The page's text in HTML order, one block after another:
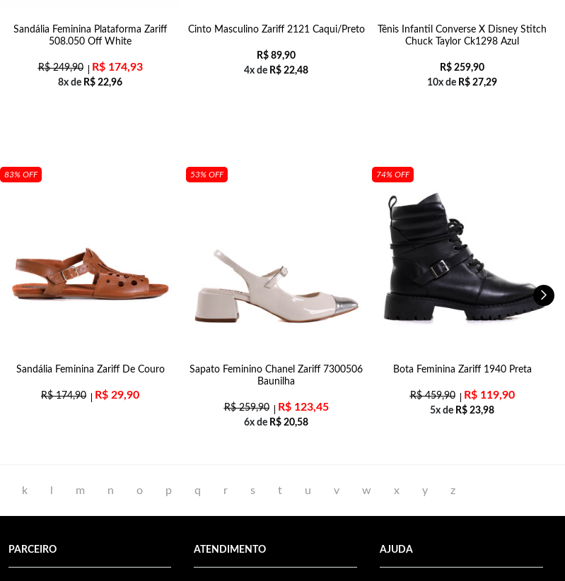
Sandália Feminina Plataforma Zariff
508.050 Off White
R$249,90 R$174,93
8x de R$ 22,96
Cinto Masculino Zariff 2121 Caqui/Preto
R$ 89,90
4x de R$ 22,48
Tênis Infantil Converse X Disney Stitch
Chuck Taylor Ck1298 Azul
R$ 259,90
10x de R$ 27,29
83% OFF
Sandália Feminina Zariff De Couro
R$174,90 R$ 29,90
53% OFF
Sapato Feminino Chanel Zariff 7300506
Baunilha
R$259,90 R$123,45
6x de R$ 20,58
74% OFF
Bota Feminina Zariff 1940 Preta
R$459,90 R$119,90
5x de R$ 23,98
k m n o p q r s t u v w x y z
PARCEIRO ATENDIMENTO AJUDA